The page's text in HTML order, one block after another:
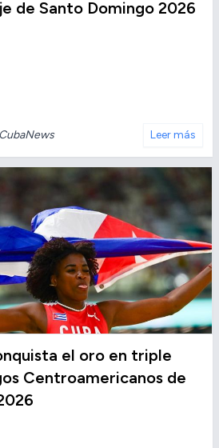
de Santo Domingo 2026
Leer más
el oro en triple
Centroamericanos de